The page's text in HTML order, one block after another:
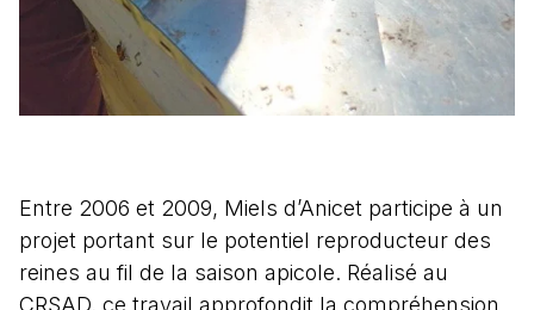
Entre 2006 et 2009, Miels d’Anicet participe à un
projet portant sur le potentiel reproducteur des
reines au fil de la saison apicole. Réalisé au
CRSAD, ce travail approfondit la compréhension